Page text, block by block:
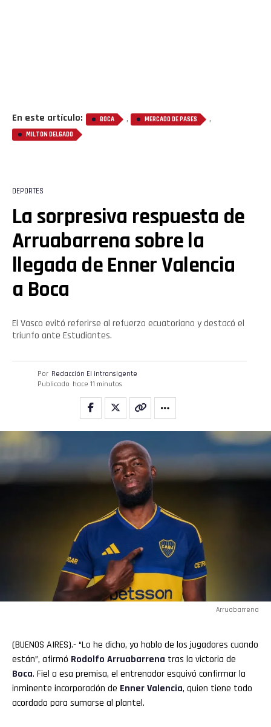
En este artículo: BOCA , MERCADO DE PASES ,
MILTON DELGADO
DEPORTES
La sorpresiva respuesta de
Arruabarrena sobre la
llegada de Enner Valencia
a Boca
El Vasco evitó referirse al refuerzo ecuatoriano y destacó el
triunfo ante Estudiantes.
Por Redacción El intransigente
Publicado hace 11 minutos
Arruabarrena
(BUENOS AIRES).- “Lo he dicho, yo hablo de los jugadores cuando
están”, afirmó Rodolfo Arruabarrena tras la victoria de
Boca. Fiel a esa premisa, el entrenador esquivó confirmar la
inminente incorporación de EnnerValencia, quien tiene todo
acordado para sumarse al plantel.